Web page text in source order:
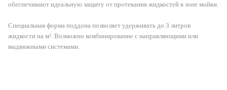
обеспечивают идеальную защиту от протекания жидкостей в зоне мойки.
Специальная форма поддона позволяет удерживать до 3 литров
жидкости на м². Возможно комбинирование с направляющими или
выдвижными системами.